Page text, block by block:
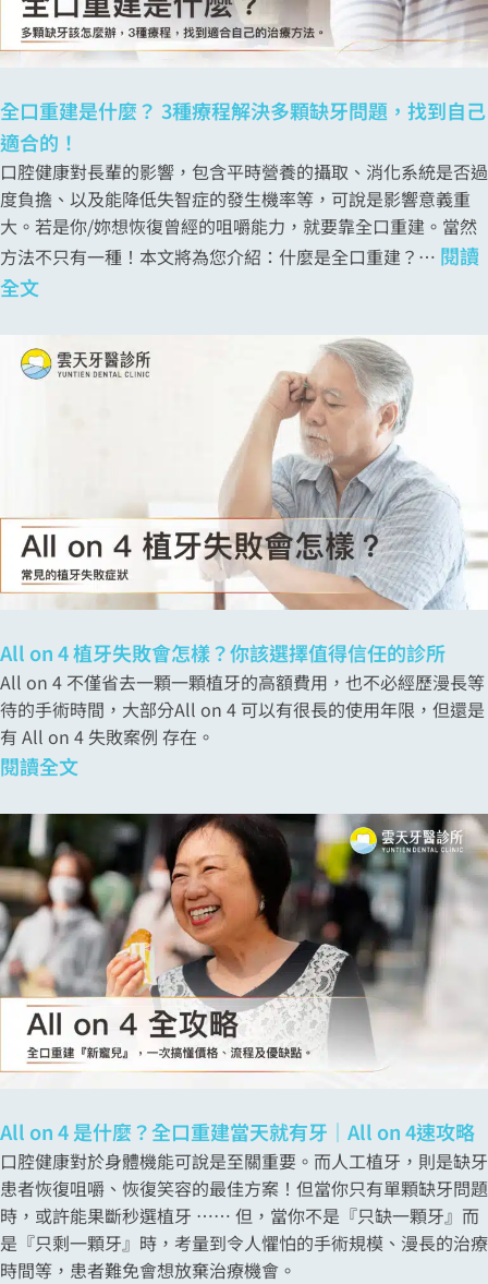
全口重建是什麼？ 3種療程解決多顆缺牙問題，找到自己
適合的！
口腔健康對長輩的影響，包含平時營養的攝取、消化系統是否過
度負擔、以及能降低失智症的發生機率等，可說是影響意義重
大。若是你/妳想恢復曾經的咀嚼能力，就要靠全口重建。當然
方法不只有一種！本文將為您介紹：什麼是全口重建？… 閱讀
全文
All on 4 植牙失敗會怎樣？你該選擇值得信任的診所
All on 4 不僅省去一顆一顆植牙的高額費用，也不必經歷漫長等
待的手術時間，大部分All on 4 可以有很長的使用年限，但還是
有 All on 4 失敗案例 存在。
閱讀全文
All on 4 是什麼？全口重建當天就有牙｜All on 4速攻略
口腔健康對於身體機能可說是至關重要。而人工植牙，則是缺牙
患者恢復咀嚼、恢復笑容的最佳方案！但當你只有單顆缺牙問題
時，或許能果斷秒選植牙 ⋯⋯ 但，當你不是『只缺一顆牙』而
是『只剩一顆牙』時，考量到令人懼怕的手術規模、漫長的治療
時間等，患者難免會想放棄治療機會。